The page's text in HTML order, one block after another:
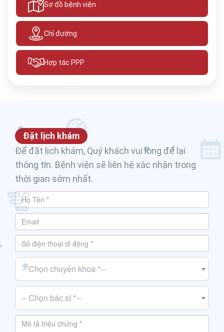
Sơ đồ bệnh viện
Chỉ đường
Hợp tác PPP
Đặt lịch khám
Để đặt lịch khám, Quý khách vui lòng để lại
thông tin. Bệnh viện sẽ liên hệ xác nhận trong
thời gian sớm nhất.
-- Chọn chuyên khoa *--
-- Chọn bác sĩ *--